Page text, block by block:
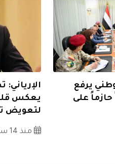
يرفع
حازماً على
يعكس
لتعويض
منذ 14 ساعة